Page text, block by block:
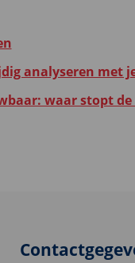
analyseren met
waar stopt